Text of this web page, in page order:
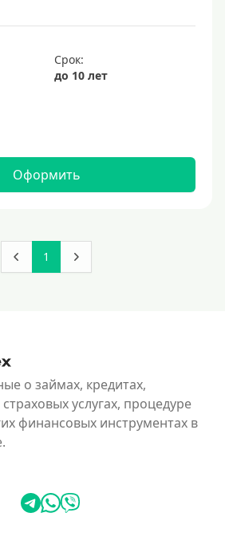
Срок:
до 10 лет
Оформить
1
о займах, кредитах,
услугах, процедуре
финансовых инструментах в